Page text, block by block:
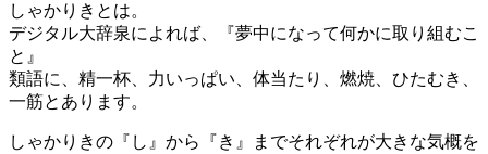
しゃかりきとは。
デジタル大辞泉によれば、『夢中になって何かに取り組むこ
と』
類語に、精一杯、力いっぱい、体当たり、燃焼、ひたむき、
一筋とあります。
しゃかりきの『し』から『き』までそれぞれが大きな気概を